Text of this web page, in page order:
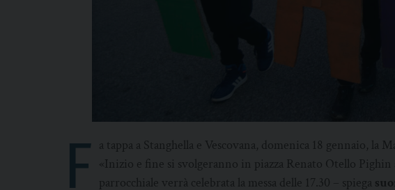
F a tappa a Stanghella e Vescovana, domenica 18 gennaio, la
«Inizio e fine si svolgeranno in piazza Renato Otello Pighin
parrocchiale verrà celebrata la messa delle 17.30 – spiega